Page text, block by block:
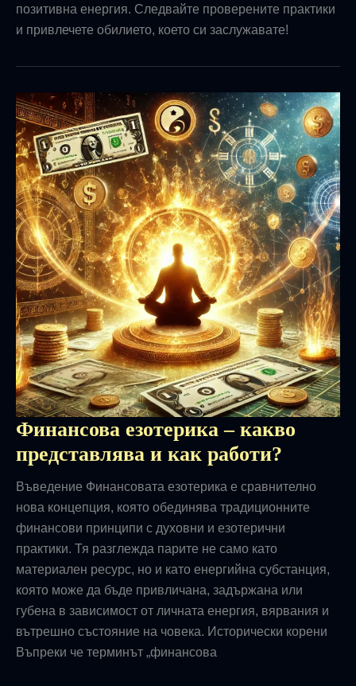
позитивна енергия. Следвайте проверените практики
и привлечете обилието, което си заслужавате!
Финансова езотерика – какво
представлява и как работи?
Въведение Финансовата езотерика е сравнително
нова концепция, която обединява традиционните
финансови принципи с духовни и езотерични
практики. Тя разглежда парите не само като
материален ресурс, но и като енергийна субстанция,
която може да бъде привличана, задържана или
губена в зависимост от личната енергия, вярвания и
вътрешно състояние на човека. Исторически корени
Въпреки че терминът „финансова